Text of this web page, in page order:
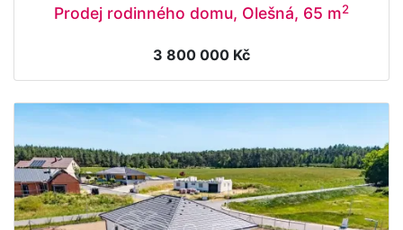
Prodej rodinného domu, Olešná, 65 m2
3 800 000 Kč